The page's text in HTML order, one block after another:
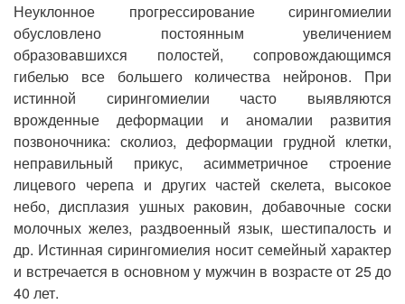
Неуклонное прогрессирование сирингомиелии
обусловлено постоянным увеличением
образовавшихся полостей, сопровождающимся
гибелью все большего количества нейронов. При
истинной сирингомиелии часто выявляются
врожденные деформации и аномалии развития
позвоночника: сколиоз, деформации грудной клетки,
неправильный прикус, асимметричное строение
лицевого черепа и других частей скелета, высокое
небо, дисплазия ушных раковин, добавочные соски
молочных желез, раздвоенный язык, шестипалость и
др. Истинная сирингомиелия носит семейный характер
и встречается в основном у мужчин в возрасте от 25 до
40 лет.